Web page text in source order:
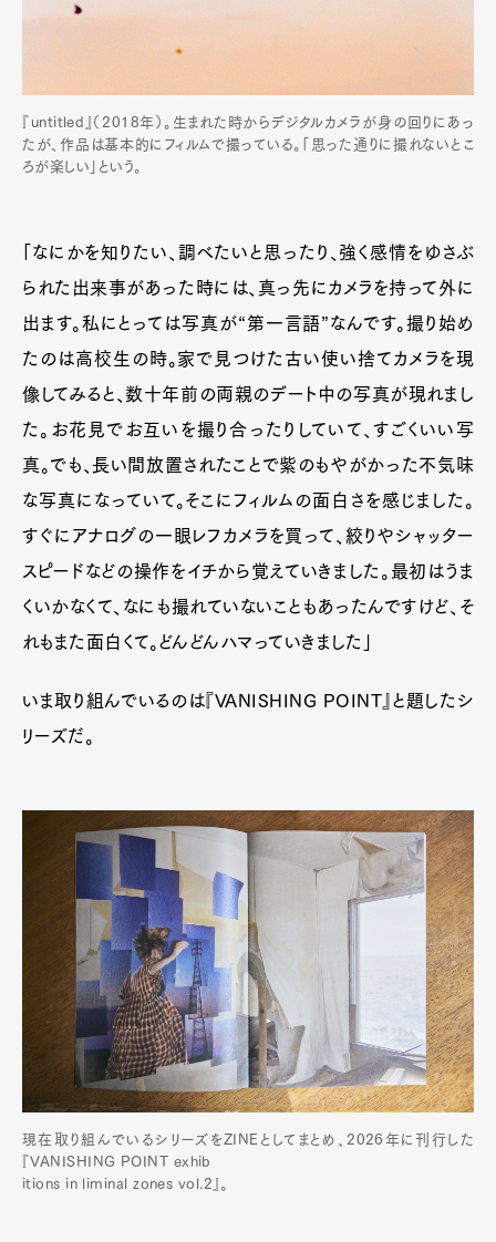
『untitled』（2018年）。生まれた時からデジタルカメラが身の回りにあっ
たが、作品は基本的にフィルムで撮っている。「思った通りに撮れないとこ
ろが楽しい」という。
「なにかを知りたい、調べたいと思ったり、強く感情をゆさぶ
られた出来事があった時には、真っ先にカメラを持って外に
出ます。私にとっては写真が“第一言語”なんです。撮り始め
たのは高校生の時。家で見つけた古い使い捨てカメラを現
像してみると、数十年前の両親のデート中の写真が現れまし
た。お花見でお互いを撮り合ったりしていて、すごくいい写
真。でも、長い間放置されたことで紫のもやがかった不気味
な写真になっていて。そこにフィルムの面白さを感じました。
すぐにアナログの一眼レフカメラを買って、絞りやシャッター
スピードなどの操作をイチから覚えていきました。最初はうま
くいかなくて、なにも撮れていないこともあったんですけど、そ
れもまた面白くて。どんどんハマっていきました」
いま取り組んでいるのは『VANISHING POINT』と題したシ
リーズだ。
現在取り組んでいるシリーズをZINEとしてまとめ、2026年に刊行した
『VANISHING POINT exhib
itions in liminal zones vol.2』。